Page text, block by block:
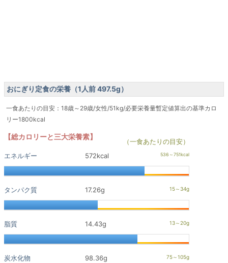
おにぎり定食の栄養（1人前 497.5g）
一食あたりの目安：18歳～29歳/女性/51kg/必要栄養量暫定値算出の基準カロ
リー1800kcal
【総カロリーと三大栄養素】
（一食あたりの目安）
エネルギー
572kcal
タンパク質 17.26g
脂質 14.43g
炭水化物 98.36g